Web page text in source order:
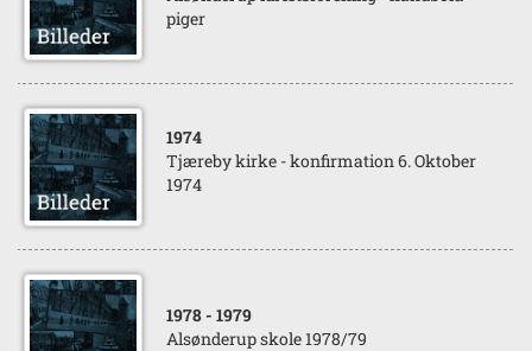
piger
1974
Tjæreby kirke - konfirmation 6. Oktober
1974
1978 - 1979
Alsønderup skole 1978/79